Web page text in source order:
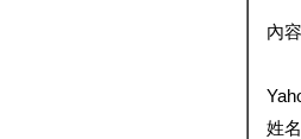
內
姓名